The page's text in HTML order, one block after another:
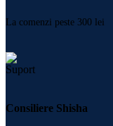
La comenzi peste 300 lei
Consiliere Shisha